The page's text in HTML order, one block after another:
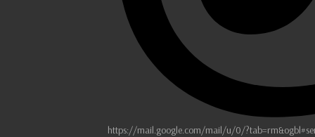
https://mail.google.com/mail/u/0/